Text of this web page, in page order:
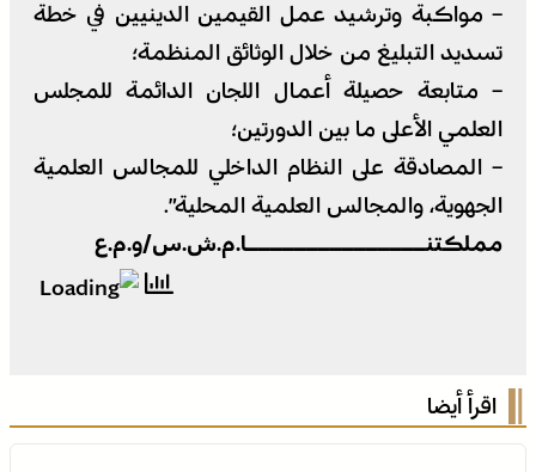
– مواكبة وترشيد عمل القيمين الدينيين في خطة
تسديد التبليغ من خلال الوثائق المنظمة؛
– متابعة حصيلة أعمال اللجان الدائمة للمجلس
العلمي الأعلى ما بين الدورتين؛
– المصادقة على النظام الداخلي للمجالس العلمية
الجهوية، والمجالس العلمية المحلية”.
مملكتنـــــــــــــــا.م.ش.س/و.م.ع
اقرأ أيضا